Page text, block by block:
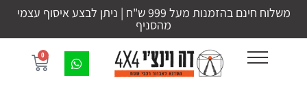
משלוח חינם בהזמנות מעל 999 ש"ח | ניתן לבצע איסוף עצמי
מהסניף
0